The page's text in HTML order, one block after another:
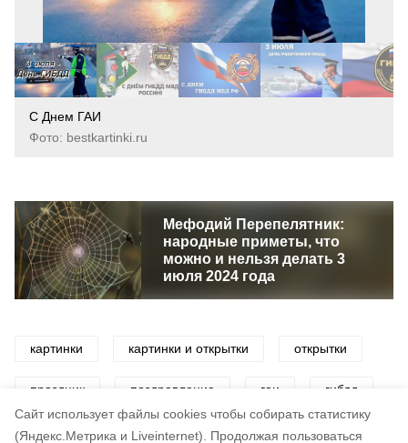
Cайт использует файлы cookies чтобы собирать статистику
(Яндекс.Метрика и Liveinternet).
Продолжая пользоваться
С Днем ГАИ
Фото: bestkartinki.ru
Мефодий Перепелятник:
народные приметы, что
можно и нельзя делать 3
июля 2024 года
картинки картинки и открытки открытки
праздник поздравление гаи гибдд
полиция дорога